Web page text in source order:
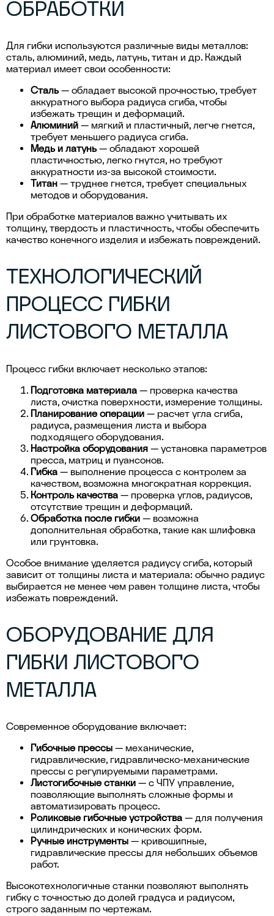
ОБРАБОТКИ
Для гибки используются различные виды металлов:
сталь, алюминий, медь, латунь, титан и др. Каждый
материал имеет свои особенности:
Сталь— обладает высокой прочностью, требует
аккуратного выбора радиуса сгиба, чтобы
избежать трещин и деформаций.
Алюминий — мягкий и пластичный, легче гнется,
требует меньшего радиуса сгиба.
Медь и латунь— обладают хорошей
пластичностью, легко гнутся, но требуют
аккуратности из-за высокой стоимости.
Титан — труднее гнется, требует специальных
методов и оборудования.
При обработке материалов важно учитывать их
толщину, твердость и пластичность, чтобы обеспечить
качество конечного изделия и избежать повреждений.
ТЕХНОЛОГИЧЕСКИЙ
ПРОЦЕСС ГИБКИ
ЛИСТОВОГО МЕТАЛЛА
Процесс гибки включает несколько этапов:
Подготовка материала — проверка качества
листа, очистка поверхности, измерение толщины.
Планирование операции — расчет угла сгиба,
радиуса, размещения листа и выбора
подходящего оборудования.
Настройка оборудования — установка параметров
пресса, матриц и пуансонов.
Гибка — выполнение процесса с контролем за
качеством, возможна многократная коррекция.
Контроль качества — проверка углов, радиусов,
отсутствие трещин и деформаций.
Обработка после гибки — возможна
дополнительная обработка, такие как шлифовка
или грунтовка.
Особое внимание уделяется радиусу сгиба, который
зависит от толщины листа и материала: обычно радиус
выбирается не менее чем равен толщине листа, чтобы
избежать повреждений.
ОБОРУДОВАНИЕ ДЛЯ
ГИБКИ ЛИСТОВОГО
МЕТАЛЛА
Современное оборудование включает:
Гибочные прессы — механические,
гидравлические, гидравлическо-механические
прессы с регулируемыми параметрами.
Листогибочные станки — с ЧПУ управление,
позволяющие выполнять сложные формы и
автоматизировать процесс.
Роликовые гибочные устройства — для получения
цилиндрических и конических форм.
Ручные инструменты — кривошипные,
гидравлические прессы для небольших объемов
работ.
Высокотехнологичные станки позволяют выполнять
гибку с точностью до долей градуса и радиусом,
строго заданным по чертежам.